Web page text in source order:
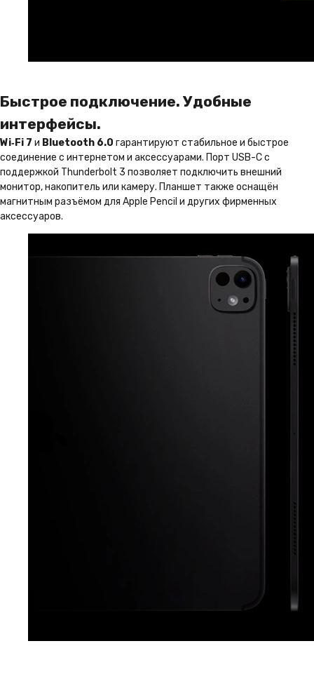
Быстрое подключение. Удобные
интерфейсы.
Wi‑Fi 7 и Bluetooth 6.0 гарантируют стабильное и быстрое
соединение с интернетом и аксессуарами. Порт USB-C с
поддержкой Thunderbolt 3 позволяет подключить внешний
монитор, накопитель или камеру. Планшет также оснащён
магнитным разъёмом для Apple Pencil и других фирменных
аксессуаров.